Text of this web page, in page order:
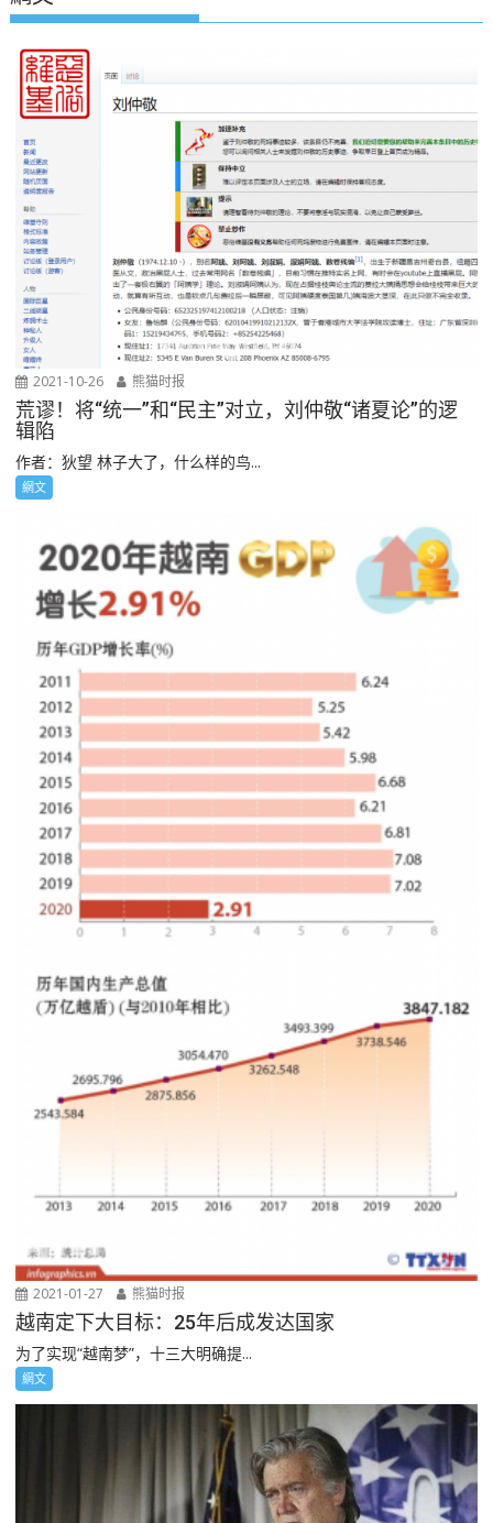
2021-10-26 熊猫时报
荒谬！将“统一”和“民主”对立，刘仲敬“诸夏论”的逻
辑陷
作者：狄望 林子大了，什么样的鸟...
網文
2021-01-27 熊猫时报
越南定下大目标：25年后成发达国家
为了实现“越南梦”，十三大明确提...
網文